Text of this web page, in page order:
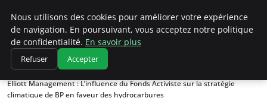
Climatedebtagents
Accueil
Politique climatique
Elliott Management : L’influence du Fonds Activiste sur la stratégie
climatique de BP en faveur des hydrocarbures
Nous utilisons des cookies pour améliorer votre expérience
de navigation. En poursuivant, vous acceptez notre politique
de confidentialité. En savoir plus
Refuser Accepter